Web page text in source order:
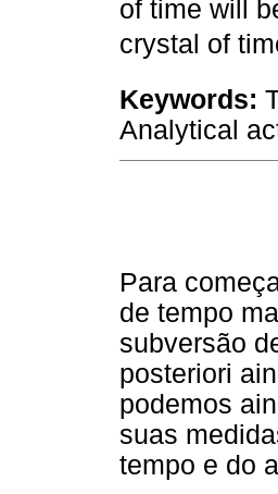
of time will
crystal of
Keywords:
Analytical
Para
de tempo
subversão
posteriori
podemos
suas
tempo e do